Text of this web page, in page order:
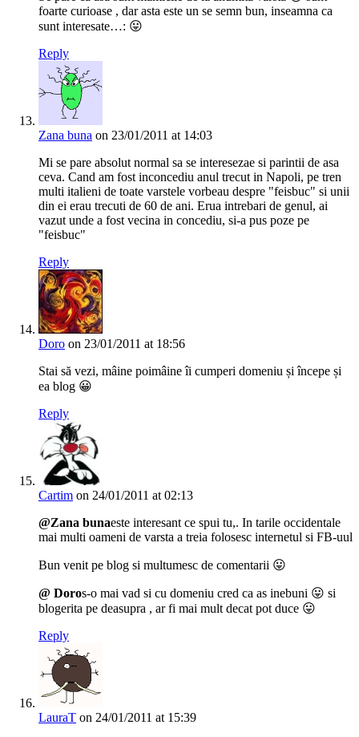
foarte curioase , dar asta este un se semn bun, inseamna ca
sunt interesate…: 😛
Reply
Zana buna on 23/01/2011 at 14:03
Mi se pare absolut normal sa se interesezae si parintii de asa
ceva. Cand am fost inconcediu anul trecut in Napoli, pe tren
multi italieni de toate varstele vorbeau despre "feisbuc" si unii
din ei erau trecuti de 60 de ani. Erua intrebari de genul, ai
vazut unde a fost vecina in concediu, si-a pus poze pe
"feisbuc"
Reply
Doro on 23/01/2011 at 18:56
Stai să vezi, mâine poimâine îi cumperi domeniu și începe și
ea blog 😀
Reply
Cartim on 24/01/2011 at 02:13
@Zana bunaeste interesant ce spui tu,. In tarile occidentale
mai multi oameni de varsta a treia folosesc internetul si FB-uul
Bun venit pe blog si multumesc de comentarii 😛
@ Doros-o mai vad si cu domeniu cred ca as inebuni 😛 si
blogerita pe deasupra , ar fi mai mult decat pot duce 😛
Reply
LauraT on 24/01/2011 at 15:39